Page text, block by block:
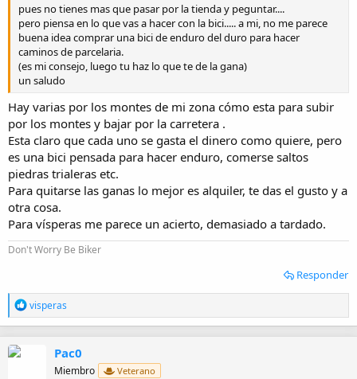
pues no tienes mas que pasar por la tienda y peguntar....
pero piensa en lo que vas a hacer con la bici..... a mi, no me parece
buena idea comprar una bici de enduro del duro para hacer
caminos de parcelaria.
(es mi consejo, luego tu haz lo que te de la gana)
un saludo
Hay varias por los montes de mi zona cómo esta para subir
por los montes y bajar por la carretera .
Esta claro que cada uno se gasta el dinero como quiere, pero
es una bici pensada para hacer enduro, comerse saltos
piedras trialeras etc.
Para quitarse las ganas lo mejor es alquiler, te das el gusto y a
otra cosa.
Para vísperas me parece un acierto, demasiado a tardado.
Don't Worry Be Biker
Responder
R
e
a
visperas
Pac0
Miembro Veterano